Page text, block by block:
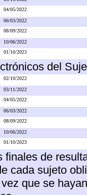
04/05/2022
06/03/2022
08/09/2022
10/06/2022
01/10/2023
del
02/10/2022
03/11/2022
04/05/2022
06/03/2022
08/09/2022
10/06/2022
01/10/2023
finales de
cada sujeto
que se